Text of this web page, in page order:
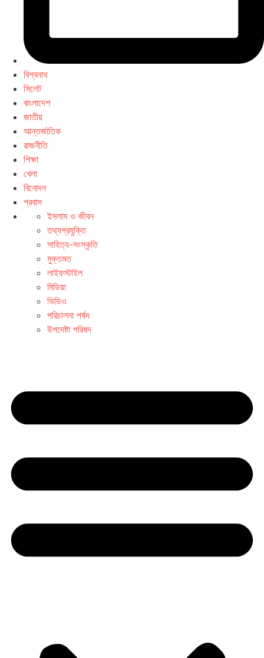
বিশ্বনাথ
সিলেট
বাংলাদেশ
জাতীয়
আন্তর্জাতিক
রাজনীতি
শিক্ষা
খেলা
বিনোদন
প্রবাস
ইসলাম ও জীবন
তথ্যপ্রযুক্তি
সাহিত্য-সংস্কৃতি
মুক্তমত
লাইফস্টাইল
মিডিয়া
ভিডিও
পরিচালনা পর্ষদ
উপদেষ্টা পরিষদ